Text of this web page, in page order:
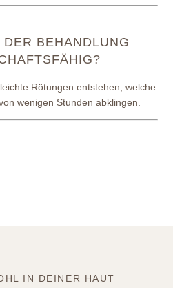
BEHANDLUNG
Rötungen entstehen, welche
wenigen Stunden abklingen.
IN DEINER HAUT